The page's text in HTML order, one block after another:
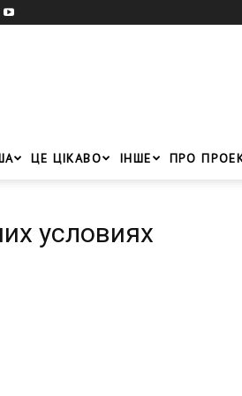
ЦЕ ЦІКАВО ІНШЕ ПРО
условиях